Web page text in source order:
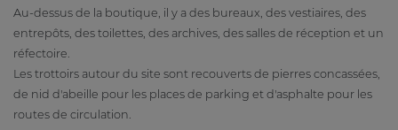
Au-dessus de la boutique, il y a des bureaux, des vestiaires, des
entrepôts, des toilettes, des archives, des salles de réception et un
réfectoire.
Les trottoirs autour du site sont recouverts de pierres concassées,
de nid d'abeille pour les places de parking et d'asphalte pour les
routes de circulation.